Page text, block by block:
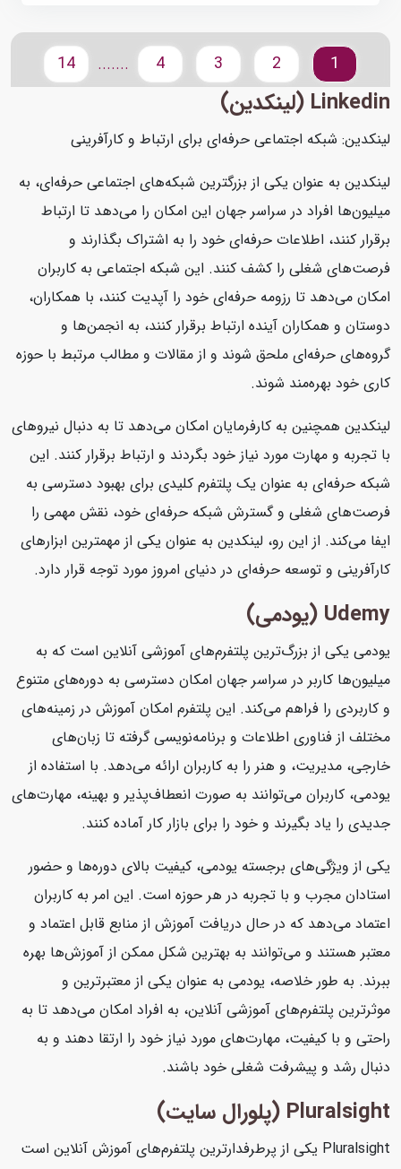
.......
14
Linkedin (لینکدین)
لینکدین: شبکه اجتماعی حرفه‌ای برای ارتباط و کارآفرینی
لینکدین به عنوان یکی از بزرگترین شبکه‌های اجتماعی حرفه‌ای، به
میلیون‌ها افراد در سراسر جهان این امکان را می‌دهد تا ارتباط
برقرار کنند، اطلاعات حرفه‌ای خود را به اشتراک بگذارند و
فرصت‌های شغلی را کشف کنند. این شبکه اجتماعی به کاربران
امکان می‌دهد تا رزومه حرفه‌ای خود را آپدیت کنند، با همکاران،
دوستان و همکاران آینده ارتباط برقرار کنند، به انجمن‌ها و
گروه‌های حرفه‌ای ملحق شوند و از مقالات و مطالب مرتبط با حوزه
کاری خود بهره‌مند شوند.
لینکدین همچنین به کارفرمایان امکان می‌دهد تا به دنبال نیروهای
با تجربه و مهارت مورد نیاز خود بگردند و ارتباط برقرار کنند. این
شبکه حرفه‌ای به عنوان یک پلتفرم کلیدی برای بهبود دسترسی به
فرصت‌های شغلی و گسترش شبکه حرفه‌ای خود، نقش مهمی را
ایفا می‌کند. از این رو، لینکدین به عنوان یکی از مهمترین ابزارهای
کارآفرینی و توسعه حرفه‌ای در دنیای امروز مورد توجه قرار دارد.
Udemy (یودمی)
یودمی یکی از بزرگ‌ترین پلتفرم‌های آموزشی آنلاین است که به
میلیون‌ها کاربر در سراسر جهان امکان دسترسی به دوره‌های متنوع
و کاربردی را فراهم می‌کند. این پلتفرم امکان آموزش در زمینه‌های
مختلف از فناوری اطلاعات و برنامه‌نویسی گرفته تا زبان‌های
خارجی، مدیریت، و هنر را به کاربران ارائه می‌دهد. با استفاده از
یودمی، کاربران می‌توانند به صورت انعطاف‌پذیر و بهینه، مهارت‌های
جدیدی را یاد بگیرند و خود را برای بازار کار آماده کنند.
یکی از ویژگی‌های برجسته یودمی، کیفیت بالای دوره‌ها و حضور
استادان مجرب و با تجربه در هر حوزه است. این امر به کاربران
اعتماد می‌دهد که در حال دریافت آموزش از منابع قابل اعتماد و
معتبر هستند و می‌توانند به بهترین شکل ممکن از آموزش‌ها بهره
ببرند. به طور خلاصه، یودمی به عنوان یکی از معتبرترین و
موثرترین پلتفرم‌های آموزشی آنلاین، به افراد امکان می‌دهد تا به
راحتی و با کیفیت، مهارت‌های مورد نیاز خود را ارتقا دهند و به
دنبال رشد و پیشرفت شغلی خود باشند.
Pluralsight (پلورال سایت)
Pluralsight یکی از پرطرفدارترین پلتفرم‌های آموزش آنلاین است